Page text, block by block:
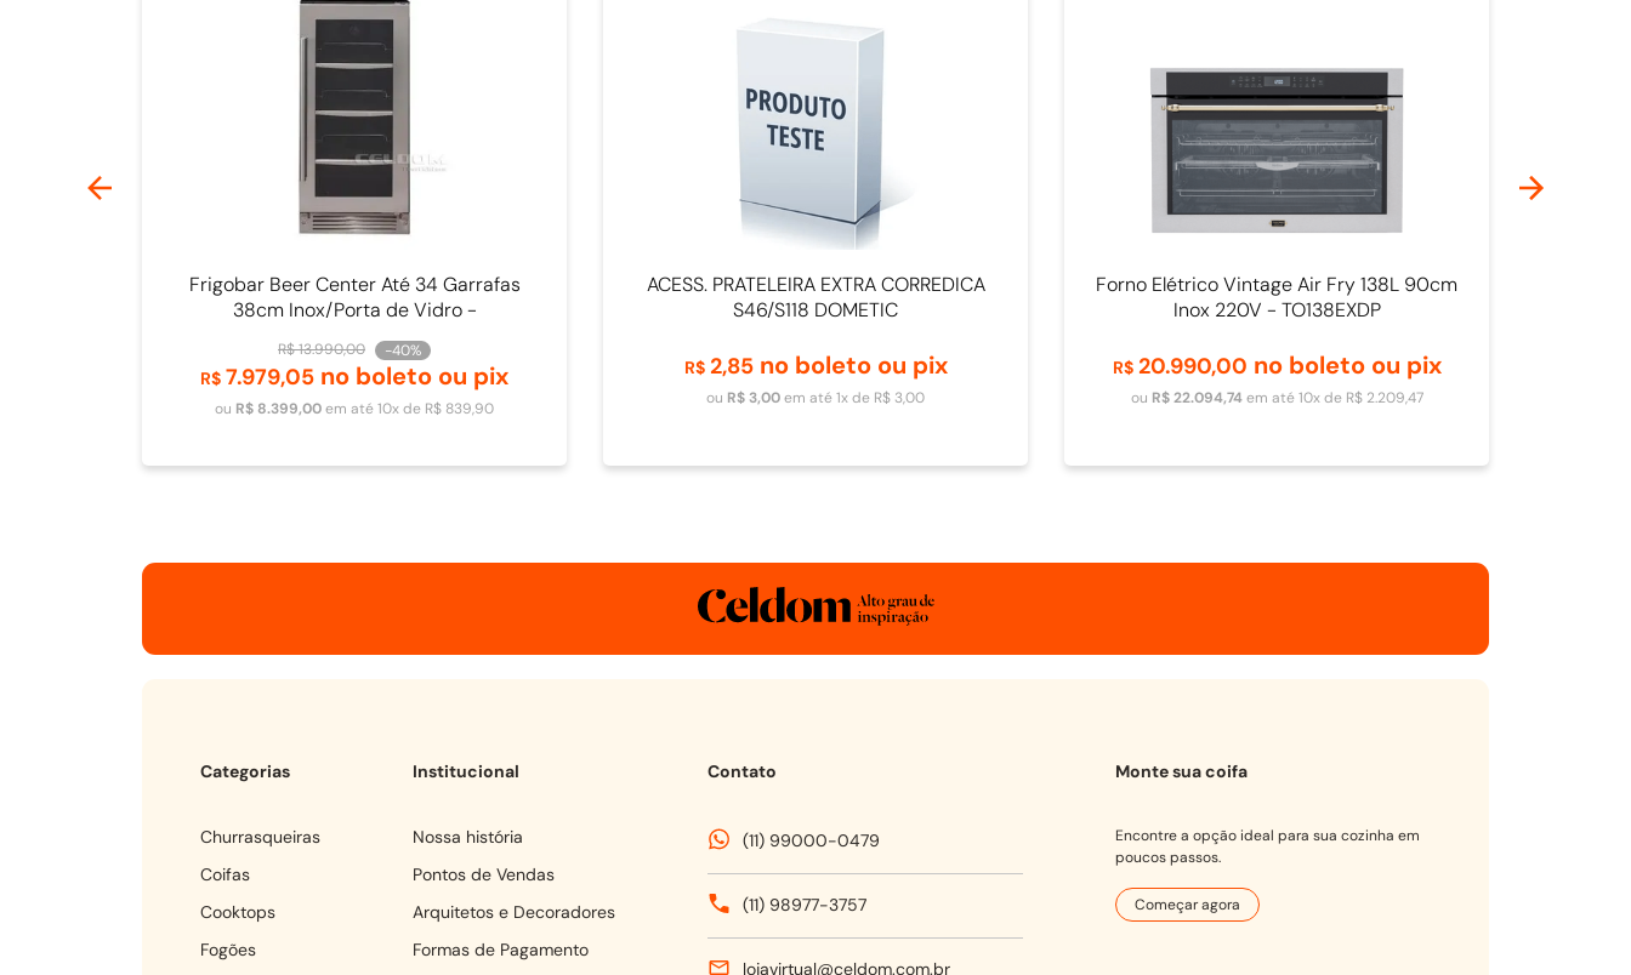
Frigobar Beer Center Até 34 Garrafas
38cm Inox/Porta de Vidro -
4093840009
R$13.990,00 -40%
R$ 7.979,05 no boleto ou pix
ou R$ 8.399,00em até10x de R$ 839,90
Adicionar ao carrinho
ACESS. PRATELEIRA EXTRA CORREDICA
S46/S118 DOMETIC
R$ 2,85no boleto ou pix
ou R$ 3,00em até1x de R$ 3,00
Adicionar ao carrinho
Forno Elétrico Vintage Air Fry 138L 90cm
Inox 220V - TO138EXDP
R$ 20.990,00 no boleto ou pix
ou R$ 22.094,74em até10x de R$ 2.209,47
Adicionar ao carrinho
Categorias
churrasqueiras
coifas
cooktops
fogões
Institucional
Nossa história
Pontos de Vendas
Arquitetos e Decoradores
Formas de Pagamento
Contato
(11) 99000-0479
(11) 98977-3757
lojavirtual@celdom.com.br
Monte sua coifa
Encontre a opção ideal para sua cozinha em
poucos passos.
Começar agora